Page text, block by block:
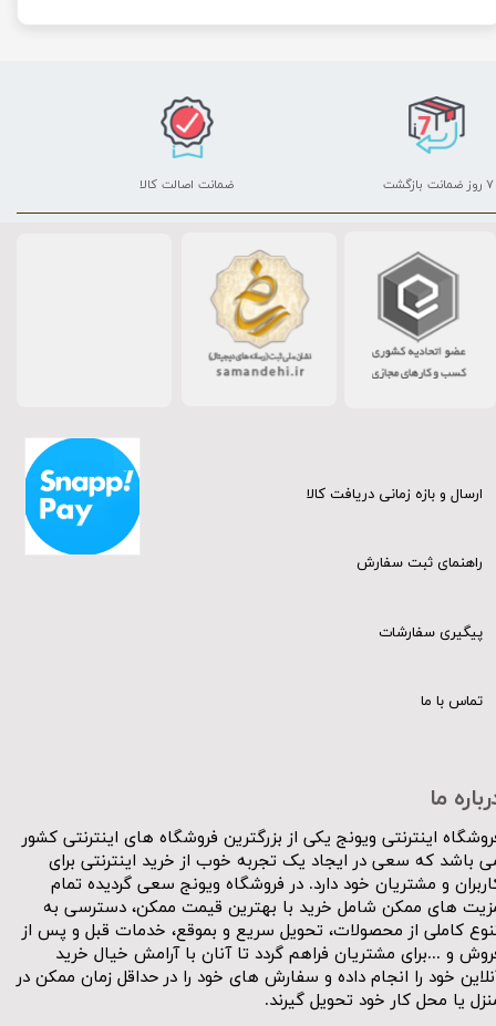
ما
اینترنتی ویونج یکی از بزرگترین فروشگاه های اینترنتی کشور
باشد که سعی در ایجاد یک تجربه خوب از خرید اینترنتی برای
و مشتریان خود دارد. در فروشگاه ویونج سعی گردیده تمام
های ممکن شامل خرید با بهترین قیمت ممکن، دسترسی به
کاملی از محصولات، تحویل سریع و بموقع، خدمات قبل و پس از
و ...برای مشتریان فراهم گردد تا آنان با آرامش خیال خرید
خود را انجام داده و سفارش های خود را در حداقل زمان ممکن در
یا محل کار خود تحویل گیرند.​​​​​​​
ارسال و بازه زمانی دریافت کالا
راهنمای ثبت سفارش
پیگیری سفارشات
تماس با ما
۷ روز ضمانت بازگشت ضمانت اصالت کالا